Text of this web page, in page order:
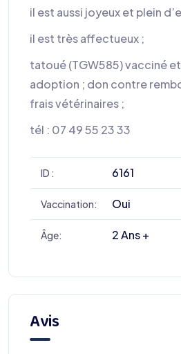
il est aussi joyeux et plein
il est très affectueux ;
tatoué (TGW585) vacciné
adoption ; don contre
frais vétérinaires ;
tél : 07 49 55 23 33
ID : 6161
Vaccination: Oui
Âge: 2 Ans +
Avis